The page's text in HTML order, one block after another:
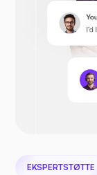
EKSPERTSTØTTE